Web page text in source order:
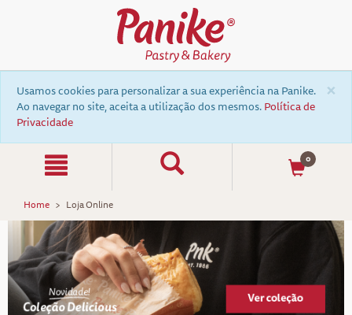
×
Usamos cookies para personalizar a sua experiência na Panike.
Ao navegar no site, aceita a utilização dos mesmos. Política de
Privacidade
0
Home Loja Online